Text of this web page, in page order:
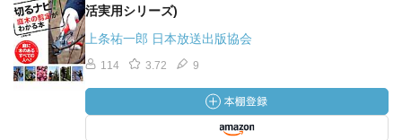
活実用シリーズ)
上条祐一郎 日本放送出版協会
114 3.72 9